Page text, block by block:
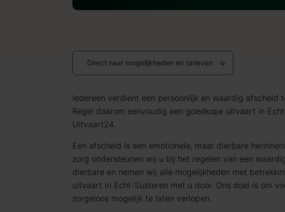
Direct naar mogelijkheden en tarieven
Iedereen verdient een persoonlijk en waardig afscheid
Regel daarom eenvoudig een goedkope uitvaart in
Uitvaart24.
Een afscheid is een emotionele, maar dierbare
zorg ondersteunen wij u bij het regelen van een
dierbare en nemen wij alle mogelijkheden met
uitvaart in Echt-Susteren met u door. Ons doel is om
zorgeloos mogelijk te laten verlopen.